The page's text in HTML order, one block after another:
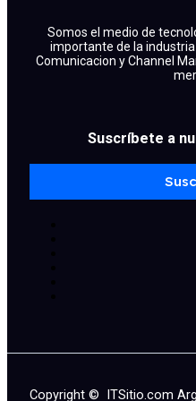
Somos el medio de
importante de la
Comunicacion y Channel
Suscríbete a
Copyright © ITSitio.com